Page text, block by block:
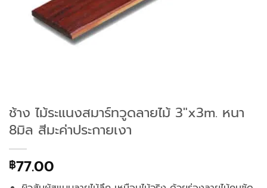
ช้าง ไม้ระแนงสมาร์ทวูดลายไม้ 3″x3m. หนา
8มิล สีมะค่าประกายเงา
฿77.00